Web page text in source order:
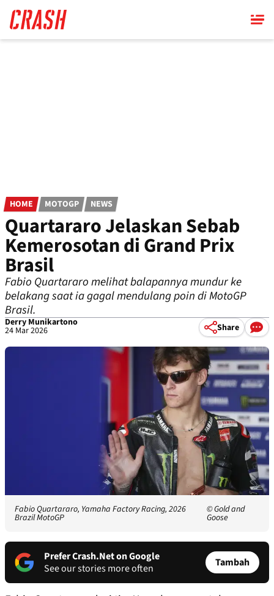
main
content
HOME MOTOGP NEWS
Quartararo Jelaskan Sebab
Kemerosotan di Grand Prix
Brasil
Fabio Quartararo melihat balapannya mundur ke
belakang saat ia gagal mendulang poin di MotoGP
Brasil.
Derry Munikartono
24 Mar 2026 Share
Fabio Quartararo, Yamaha Factory Racing, 2026
Brazil MotoGP
© Gold and
Goose
Prefer Crash.Net on Google
See our stories more often
Tambah